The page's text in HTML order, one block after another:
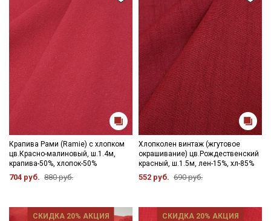
Крапива Рами (Ramie) с хлопком
цв.Красно-малиновый, ш.1.4м,
крапива-50%, хлопок-50%
704 руб. 880 руб.
Хлопколен винтаж (жгутовое
окрашивание) цв.Рождественский
красный, ш.1.5м, лен-15%, хл-85%
552 руб. 690 руб.
СКИДКА 20% АКЦИЯ СКИДКА 20% АКЦИЯ